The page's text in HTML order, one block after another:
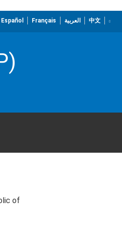
Español Français العربية 中文
of